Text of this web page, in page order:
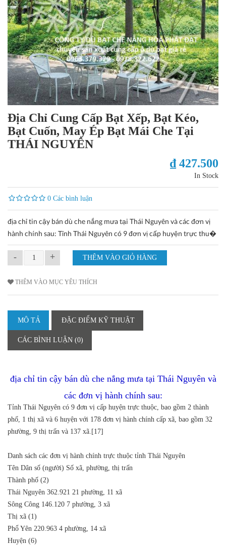
Địa Chỉ Cung Cấp Bạt Xếp, Bạt Kéo,
Bạt Cuốn, May Ép Bạt Mái Che Tại
THÁI NGUYÊN
₫ 427.500
In Stock
0 Các bình luận
địa chỉ tin cậy bán dù che nắng mưa tại Thái Nguyên và các đơn vị
hành chính sau: Tỉnh Thái Nguyên có 9 đơn vị cấp huyện trực thu�
- +
THÊM VÀO MỤC YÊU THÍCH
MÔ TẢ ĐẶC ĐIỂM KỸ THUẬT
CÁC BÌNH LUẬN (0)
địa chỉ tin cậy bán dù che nắng mưa tại Thái Nguyên và
các đơn vị hành chính sau:
Tỉnh Thái Nguyên có 9 đơn vị cấp huyện trực thuộc, bao gồm 2 thành
phố, 1 thị xã và 6 huyện với 178 đơn vị hành chính cấp xã, bao gồm 32
phường, 9 thị trấn và 137 xã.[17]
Danh sách các đơn vị hành chính trực thuộc tỉnh Thái Nguyên
Tên Dân số (người) Số xã, phường, thị trấn
Thành phố (2)
Thái Nguyên 362.921 21 phường, 11 xã
Sông Công 146.120 7 phường, 3 xã
Thị xã (1)
Phổ Yên 220.963 4 phường, 14 xã
Huyện (6)